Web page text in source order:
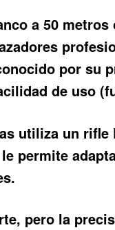
a 50
por su
de uso
utiliza un
permite
pero la